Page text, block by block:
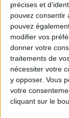
précises et
pouvez consentir
pouvez
modifier vos
donner votre
traitements de
nécessiter votre
y opposer. Vous
votre
cliquant sur le
THE BEST